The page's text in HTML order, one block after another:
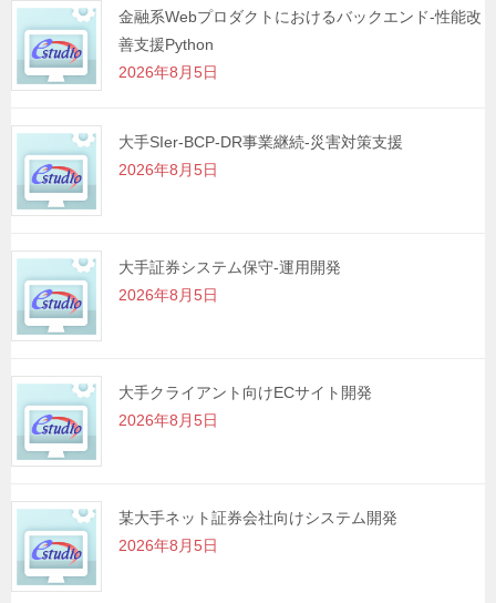
シ
ョ
ン
金融系Webプロダクトにおけるバックエンド-性能改
善支援Python
2026年8月5日
大手SIer-BCP-DR事業継続-災害対策支援
2026年8月5日
大手証券システム保守-運用開発
2026年8月5日
大手クライアント向けECサイト開発
2026年8月5日
某大手ネット証券会社向けシステム開発
2026年8月5日